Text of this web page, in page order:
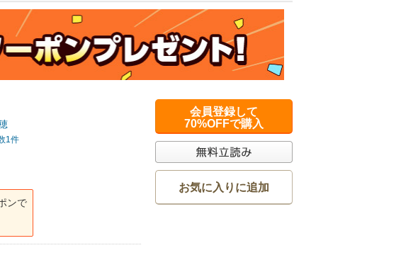
1件
ンで
会員登録して
70%OFFで購入
お気に入りに追加